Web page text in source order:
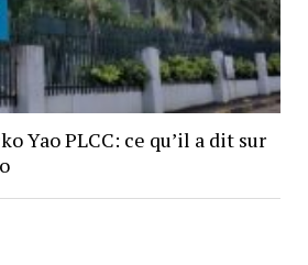
Yao PLCC: ce qu’il a dit sur